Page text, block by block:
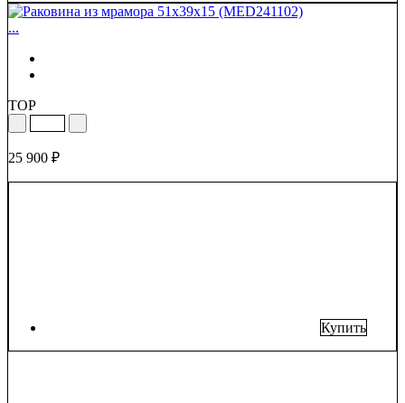
...
TOP
25 900 ₽
Купить